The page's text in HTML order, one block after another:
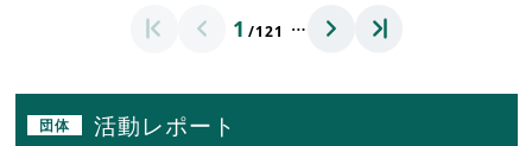
1 /121 …
団体 活動レポート